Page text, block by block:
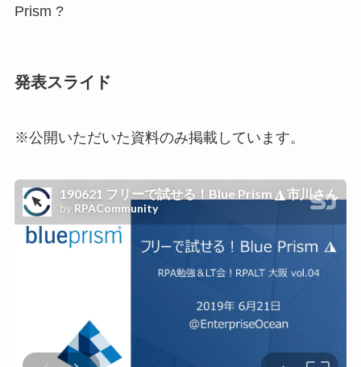
Prism ?
発表スライド
※公開いただいた資料のみ掲載しています。